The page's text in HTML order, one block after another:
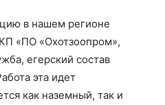
в нашем регионе
«ПО «Охотзоопром»,
егерский состав
эта идет
как наземный, так и